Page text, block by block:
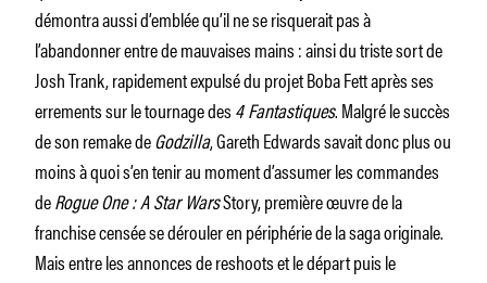
démontra aussi d’emblée qu’il ne se risquerait pas à
l’abandonner entre de mauvaises mains : ainsi du triste sort de
Josh Trank, rapidement expulsé du projet Boba Fett après ses
errements sur le tournage des4 Fantastiques. Malgré le succès
de son remake deGodzilla, Gareth Edwards savait donc plus ou
moins à quoi s’en tenir au moment d’assumer les commandes
deRogue One : A Star WarsStory, première œuvre de la
franchise censée se dérouler en périphérie de la saga originale.
Mais entre les annonces de reshoots et le départ puis le